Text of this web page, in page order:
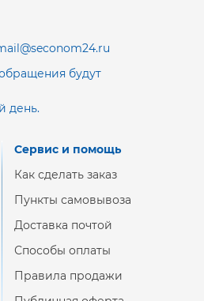
будут
день.
Сервис и помощь
Как сделать заказ
Пункты самовывоза
Доставка почтой
Способы оплаты
Правила продажи